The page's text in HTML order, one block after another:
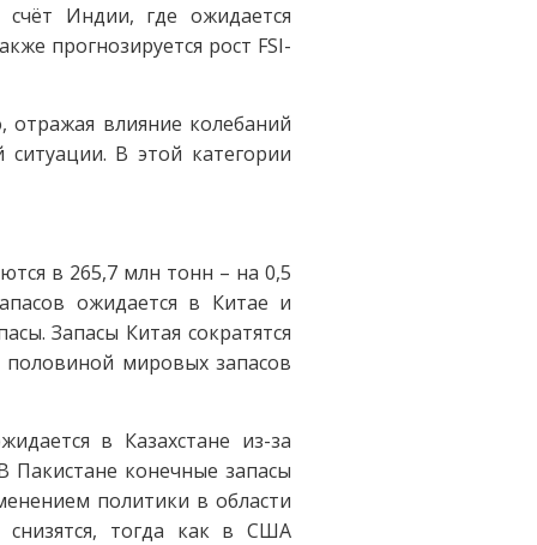
Индии, где ожидается
прогнозируется рост FSI-
отражая влияние колебаний
В этой категории
в 265,7 млн тонн – на 0,5
ожидается в Китае и
Запасы Китая сократятся
мировых запасов
в Казахстане из-за
Пакистане конечные запасы
политики в области
снизятся, тогда как в США